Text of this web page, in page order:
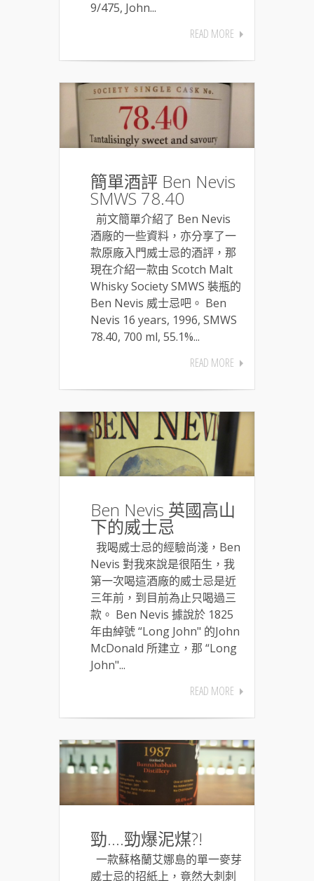
9/475, John...
READ MORE
簡單酒評 Ben Nevis
SMWS 78.40
前文簡單介紹了 Ben Nevis
酒廠的一些資料，亦分享了一
款原廠入門威士忌的酒評，那
現在介紹一款由 Scotch Malt
Whisky Society SMWS 裝瓶的
Ben Nevis 威士忌吧。 Ben
Nevis 16 years, 1996, SMWS
78.40, 700 ml, 55.1%...
READ MORE
Ben Nevis 英國高山
下的威士忌
我喝威士忌的經驗尚淺，Ben
Nevis 對我來說是很陌生，我
第一次喝這酒廠的威士忌是近
三年前，到目前為止只喝過三
款。 Ben Nevis 據說於 1825
年由綽號 “Long John" 的John
McDonald 所建立，那 “Long
John"...
READ MORE
勁….勁爆泥煤?!
一款蘇格蘭艾娜島的單一麥芽
威士忌的招紙上，竟然大刺刺